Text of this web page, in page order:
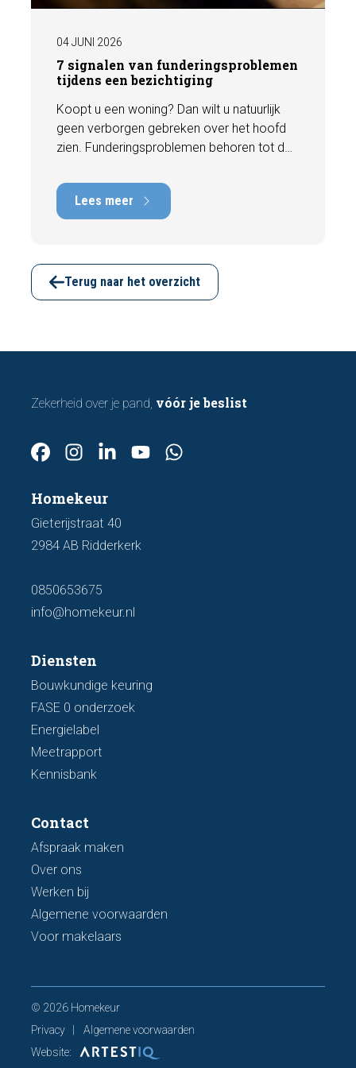
04 JUNI 2026
7 signalen van funderingsproblemen
tijdens een bezichtiging
Koopt u een woning? Dan wilt u natuurlijk
geen verborgen gebreken over het hoofd
zien. Funderingsproblemen behoren tot de
kan hebben, met herstelkosten die kunnen
oplopen tot tienduizenden euro's. Gelukkig
zijn er tijdens een bezichtiging vaak al
funderingsschade of verzakkingen. In dit
artikel bespreken we zeven belangrijke
kenmerken waarop u kunt letten voordat u
Lees meer
Terug naar het overzicht
Zekerheid over je pand, vóór je beslist
Homekeur
Gieterijstraat 40
2984 AB Ridderkerk
0850653675
info@homekeur.nl
Diensten
Bouwkundige keuring
FASE 0 onderzoek
Energielabel
Meetrapport
Kennisbank
Contact
Afspraak maken
Over ons
Werken bij
Algemene voorwaarden
Voor makelaars
© 2026 Homekeur
Privacy
Algemene voorwaarden
Website: